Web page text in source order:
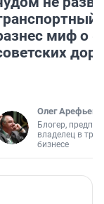
миф о
Олег Арефьев
Блогер,
владелец в
бизнесе